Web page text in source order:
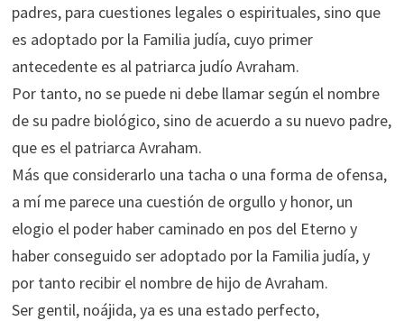
padres, para cuestiones legales o espirituales, sino que
es adoptado por la Familia judía, cuyo primer
antecedente es al patriarca judío Avraham.
Por tanto, no se puede ni debe llamar según el nombre
de su padre biológico, sino de acuerdo a su nuevo padre,
que es el patriarca Avraham.
Más que considerarlo una tacha o una forma de ofensa,
a mí me parece una cuestión de orgullo y honor, un
elogio el poder haber caminado en pos del Eterno y
haber conseguido ser adoptado por la Familia judía, y
por tanto recibir el nombre de hijo de Avraham.
Ser gentil, noájida, ya es una estado perfecto,